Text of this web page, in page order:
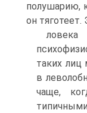
полушарию,
он
таких
в
чаще,